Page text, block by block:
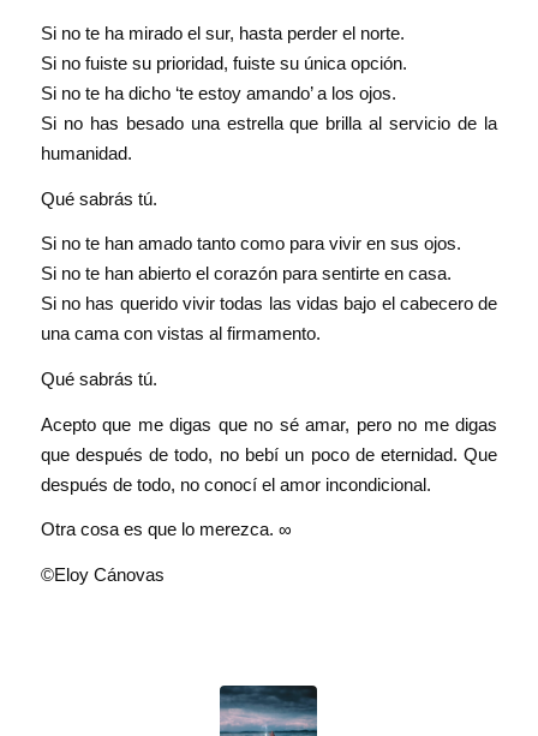
Si no te ha mirado el sur, hasta perder el norte.
Si no fuiste su prioridad, fuiste su única opción.
Si no te ha dicho ‘te estoy amando’ a los ojos.
Si no has besado una estrella que brilla al servicio de la
humanidad.
Qué sabrás tú.
Si no te han amado tanto como para vivir en sus ojos.
Si no te han abierto el corazón para sentirte en casa.
Si no has querido vivir todas las vidas bajo el cabecero de
una cama con vistas al firmamento.
Qué sabrás tú.
Acepto que me digas que no sé amar, pero no me digas
que después de todo, no bebí un poco de eternidad. Que
después de todo, no conocí el amor incondicional.
Otra cosa es que lo merezca. ∞
©Eloy Cánovas